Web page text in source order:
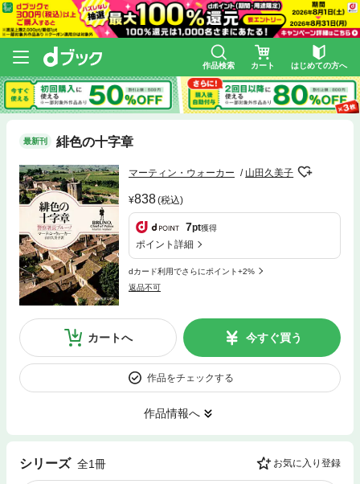
作品検索 カート はじめての方へ
最新刊 緋色の十字章
マーティン・ウォーカー 山田久美子
838(税込)
7pt獲得
ポイント詳細
dカード利用でさらにポイント+2%
返品不可
カートへ 今すぐ買う
作品をチェックする
作品情報へ
シリーズ 全1冊 お気に入り登録